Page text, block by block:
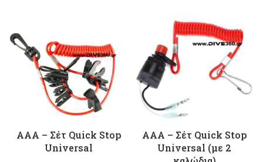
AAA – Σέτ Quick Stop
Universal
AAA – Σέτ Quick Stop
Universal (με 2